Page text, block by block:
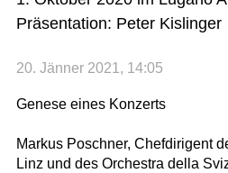
Präsentation: Peter Kislinger
20. Jänner 2021, 14:05
Genese eines Konzerts
Markus Poschner, Chefdirigent
Linz und des Orchestra della